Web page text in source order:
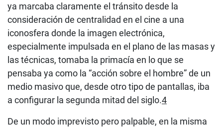
ya marcaba claramente el tránsito desde la
consideración de centralidad en el cine a una
iconosfera donde la imagen electrónica,
especialmente impulsada en el plano de las masas y
las técnicas, tomaba la primacía en lo que se
pensaba ya como la “acción sobre el hombre” de un
medio masivo que, desde otro tipo de pantallas, iba
a configurar la segunda mitad del siglo.4
De un modo imprevisto pero palpable, en la misma